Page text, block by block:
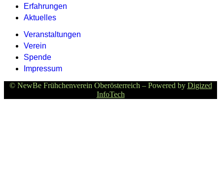
Erfahrungen
Aktuelles
Veranstaltungen
Verein
Spende
Impressum
© NewBe Frühchenverein Oberösterreich – Powered by Digized
InfoTech